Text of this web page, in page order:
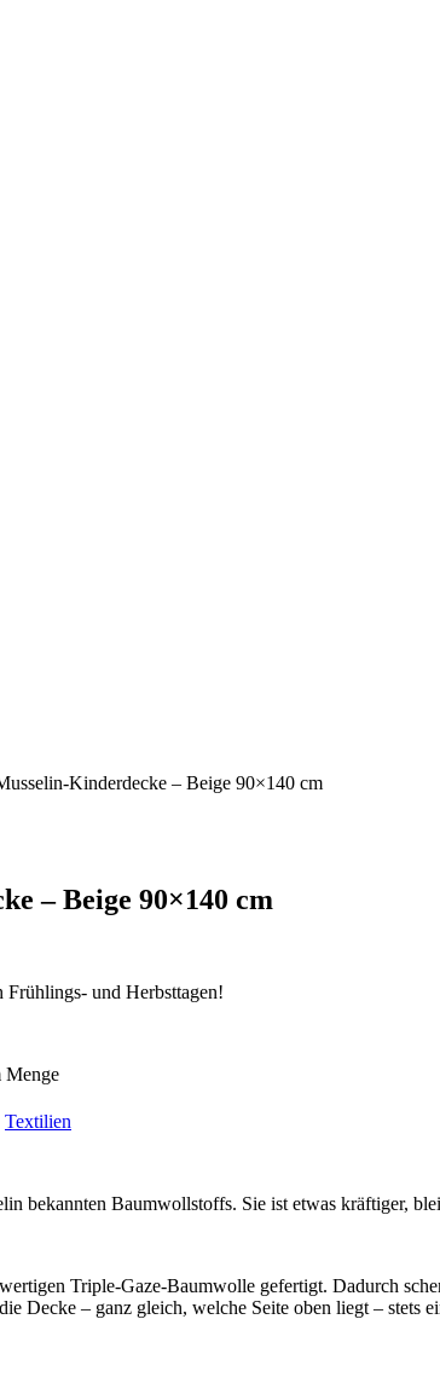
Kinderdecke – Beige 90×140 cm
– Beige 90×140 cm
und Herbsttagen!
Menge
Textilien
bekannten Baumwollstoffs. Sie ist etwas kräftiger,
Triple-Gaze-Baumwolle gefertigt. Dadurch
Decke – ganz gleich, welche Seite oben liegt – stets